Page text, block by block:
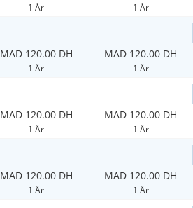
1 År 1 År
MAD 120.00 DH
1 År
MAD 120.00 DH
1 År
MAD 120.00 DH
1 År
MAD 120.00 DH
1 År
MAD 120.00 DH
1 År
MAD 120.00 DH
1 År